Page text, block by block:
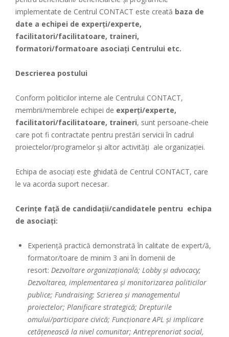
implementate de Centrul CONTACT este creată baza de
date a echipei de experți/experte,
facilitatori/facilitatoare, traineri,
formatori/formatoare asociați Centrului etc.
Descrierea postului
Conform politicilor interne ale Centrului CONTACT,
membrii/membrele echipei de experți/experte,
facilitatori/facilitatoare, traineri, sunt persoane-cheie
care pot fi contractate pentru prestări servicii în cadrul
proiectelor/programelor și altor activități ale organizației.
Echipa de asociați este ghidată de Centrul CONTACT, care
le va acorda suport necesar.
Cerinţe faţă de candidaţii/candidatele pentru echipa
de asociați:
Experiență practică demonstrată în calitate de expert/ă,
formator/toare de minim 3 ani în domenii de
resort: Dezvoltare organizațională; Lobby și advocacy;
Dezvoltarea, implementarea și monitorizarea politicilor
publice; Fundraising; Scrierea și managementul
proiectelor; Planificare strategică; Drepturile
omului/participare civică; Funcționare APL și implicare
cetățenească la nivel comunitar; Antreprenoriat social,